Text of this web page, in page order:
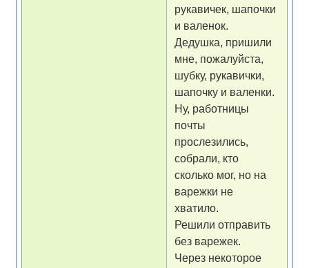
рукавичек, шапочки
и валенок.
Дедушка, пришили
мне, пожалуйста,
шубку, рукавички,
шапочку и валенки.
Ну, работницы
почты
прослезились,
собрали, кто
сколько мог, но на
варежки не
хватило.
Решили отправить
без варежек.
Через некоторое